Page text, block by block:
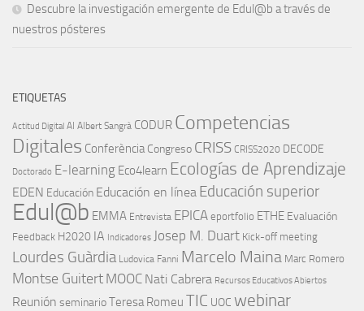
Descubre la investigación emergente de Edul@b a través de
nuestros pósteres
ETIQUETAS
Actitud Digital AI Albert Sangrà CODUR Competencias
Digitales Conferència Congreso CRISS CRISS2020 DECODE
Doctorado E-learning Eco4learn Ecologías de Aprendizaje
EDEN Educación Educación en línea Educación superior
Edul@b EMMA Entrevista EPICA eportfolio ETHE Evaluación
Feedback H2020 IA Indicadores Josep M. Duart Kick-off meeting
Lourdes Guàrdia Ludovica Fanni Marcelo Maina Marc Romero
Montse Guitert MOOC Nati Cabrera Recursos Educativos Abiertos
Reunión seminarioTeresa Romeu TIC UOC webinar